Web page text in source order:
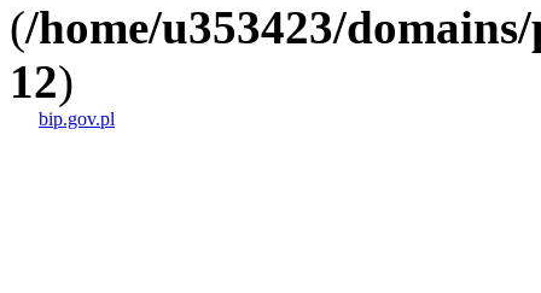
(/home/u353423/
12)
bip.gov.pl